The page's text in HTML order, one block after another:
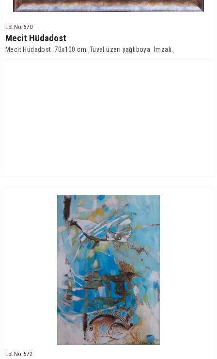
Lot No: 570
Mecit Hüdadost
Mecit Hüdadost. 70x100 cm. Tuval üzeri yağlıboya. İmzalı.
Lot No: 572